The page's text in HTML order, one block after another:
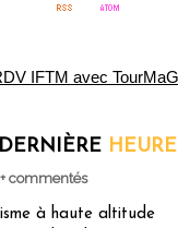
DERNIÈRE HEURE
commentés
à haute altitude